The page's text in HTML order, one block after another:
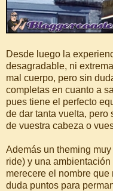
Desde luego la
desagradable, ni
mal cuerpo, pero sin
completas en cuanto a
pues tiene el perfecto
de dar tanta vuelta, pero
de vuestra cabeza o
Además un theming
ride) y una
merecere el nombre
duda puntos para